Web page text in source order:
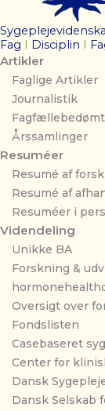
Fag
Disciplin
Artikler
Faglige Artikler
Journalistik
Årssamlinger
Resuméer
Resumé af
Resumé af
Resuméer i
Videndeling
Unikke BA
Forskning &
Oversigt over
Fondslisten
Casebaseret
Center for
Dansk
Dansk Selskab